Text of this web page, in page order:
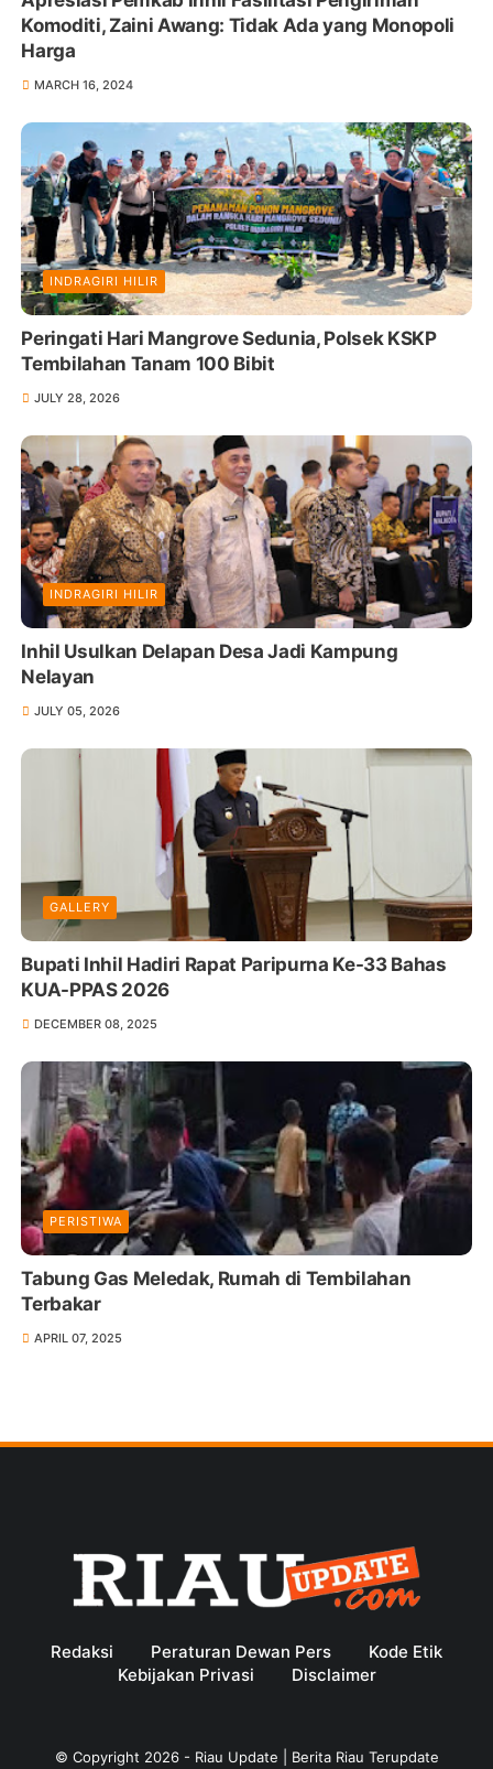
Komoditi, Zaini Awang: Tidak Ada yang Monopoli
Harga
MARCH 16, 2024
INDRAGIRI HILIR
Peringati Hari Mangrove Sedunia, Polsek KSKP
Tembilahan Tanam 100 Bibit
JULY 28, 2026
INDRAGIRI HILIR
Inhil Usulkan Delapan Desa Jadi Kampung
Nelayan
JULY 05, 2026
GALLERY
Bupati Inhil Hadiri Rapat Paripurna Ke-33 Bahas
KUA-PPAS 2026
DECEMBER 08, 2025
PERISTIWA
Tabung Gas Meledak, Rumah di Tembilahan
Terbakar
APRIL 07, 2025
Redaksi Peraturan Dewan Pers
Kode Etik
Kebijakan Privasi
Disclaimer
© Copyright 2026- Riau Update | Berita Riau Terupdate